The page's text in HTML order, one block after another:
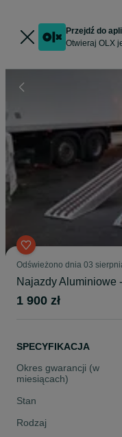
Przejdź do
Otwieraj OLX
Odświeżono dnia 03
Najazdy Aluminiowe
1 900 zł
SPECYFIKACJA
Okres gwarancji (w
miesiącach)
Stan
Rodzaj